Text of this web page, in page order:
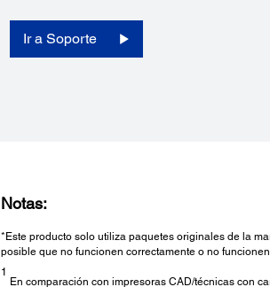
Ir a Soporte
Notas:
*Este producto solo utiliza paquetes originales de la
posible que no funcionen correctamente o no
1
En comparación con impresoras CAD/técnicas con